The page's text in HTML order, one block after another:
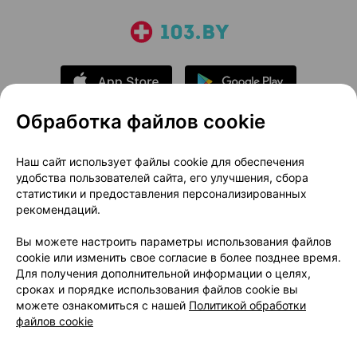
О проекте
Новости проекта
Размещение рекламы
Медицинский маркетинг
Публичный договор
Доставка
Способы оплаты
Вакансии
Партнеры
Написать руководителю 103.by
Написать в поддержку
Персональные настройки Cookie
Обработка файлов cookie
Наш сайт использует файлы cookie для обеспечения
удобства пользователей сайта, его улучшения, сбора
статистики и предоставления персонализированных
рекомендаций.
Вы можете настроить параметры использования файлов
cookie или изменить свое согласие в более позднее время.
Для получения дополнительной информации о целях,
сроках и порядке использования файлов cookie вы
можете ознакомиться с нашей Политикой обработки
файлов cookie